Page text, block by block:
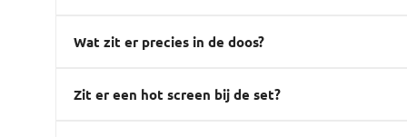
Wat zit er precies in de doos?
Zit er een hot screen bij de set?